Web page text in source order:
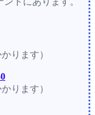
ります）
ります）